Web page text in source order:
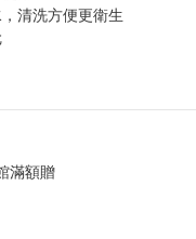
清洗方便更衛生
滿額贈